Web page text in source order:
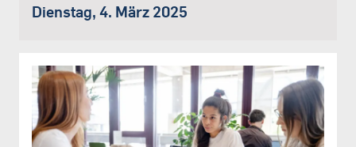
Dienstag, 4. März 2025